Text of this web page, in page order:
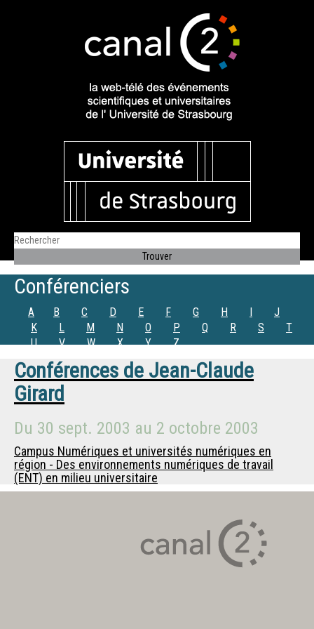
Conférenciers
A B C D E F G H I
J
K
L M N O P Q R S
T
U
V W X Y Z
Conférences de Jean-Claude
Girard
Du 30 sept. 2003 au 2 octobre 2003
Campus Numériques et universités numériques en
région - Des environnements numériques de travail
(ENT) en milieu universitaire